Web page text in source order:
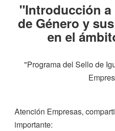
"Introducción a
de Género y
en el
"Programa del Sello de
Atención Empresas,
importante: